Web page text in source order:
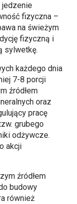
jedzenie
fizyczna –
na świeżym
fizyczną i
sylwetkę.
każdego dnia
7-8 porcji
źródłem
oraz
pracę
grubego
odżywcze.
akcji
źródłem
budowy
również